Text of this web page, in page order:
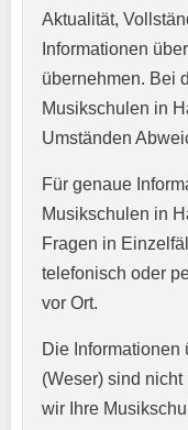
E-Mail-
Aktualität,
Informationen
übernehmen. Bei
Musikschulen in
Umständen
Für genaue
Musikschulen in
Fragen in
telefonisch oder
vor Ort.
Die Informationen
(Weser) sind
wir Ihre